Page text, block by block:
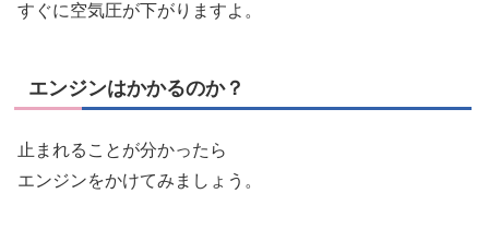
すぐに空気圧が下がりますよ。
エンジンはかかるのか？
止まれることが分かったら
エンジンをかけてみましょう。